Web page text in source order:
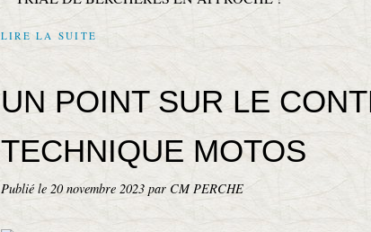
LIRE LA SUITE
UN POINT SUR LE
TECHNIQUE MOTOS
Publié le 20 novembre 2023 par CM PERCHE